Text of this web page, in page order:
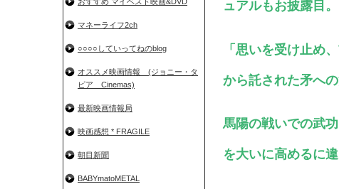
ュアルもお披露目。
「思いを受け止め
から託された矛へ
馬陽の戦いでの武
を大いに高めるに違
マネーライフ2ch
○○○○していってねのblog
オススメ映画情報 (ジョニー・タ
ピア Cinemas)
最新映画情報局
映画感想 * FRAGILE
朝目新聞
BABYmatoMETAL